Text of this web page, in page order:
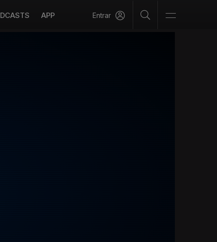
APP Entrar